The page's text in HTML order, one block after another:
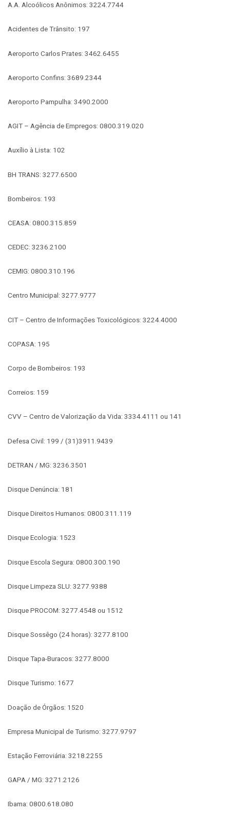
A.A. Alcoólicos Anônimos: 3224.7744
Acidentes de Trânsito: 197
Aeroporto Carlos Prates: 3462.6455
Aeroporto Confins: 3689.2344
Aeroporto Pampulha: 3490.2000
AGIT – Agência de Empregos: 0800.319.020
Auxílio à Lista: 102
BH TRANS: 3277.6500
Bombeiros: 193
CEASA: 0800.315.859
CEDEC: 3236.2100
CEMIG: 0800.310.196
Centro Municipal: 3277.9777
CIT – Centro de Informações Toxicológicos: 3224.4000
COPASA: 195
Corpo de Bombeiros: 193
Correios: 159
CVV – Centro de Valorização da Vida: 3334.4111 ou 141
Defesa Civil: 199 / (31)3911.9439
DETRAN / MG: 3236.3501
Disque Denúncia: 181
Disque Direitos Humanos: 0800.311.119
Disque Ecologia: 1523
Disque Escola Segura: 0800.300.190
Disque Limpeza SLU: 3277.9388
Disque PROCOM: 3277.4548 ou 1512
Disque Sossêgo (24 horas): 3277.8100
Disque Tapa-Buracos: 3277.8000
Disque Turismo: 1677
Doação de Órgãos: 1520
Empresa Municipal de Turismo: 3277.9797
Estação Ferroviária: 3218.2255
GAPA / MG: 3271.2126
Ibama: 0800.618.080